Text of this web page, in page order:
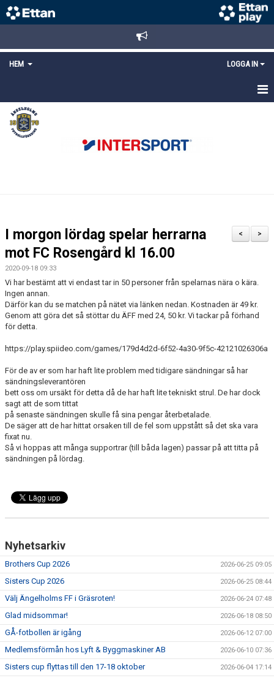
HEM LOGGA IN
STARTSIDA
NYHETER
LÄNKAR
MEDLEMS OCH TRÄNINGSAVGIFTER
>
<
I morgon lördag spelar herrarna
mot FC Rosengård kl 16.00
2020-09-18 09:33
Vi har bestämt att vi endast tar in 50 personer från spelarnas nära o kära.
Ingen annan.
Därför kan du se matchen på nätet via länken nedan. Kostnaden är 49 kr.
Genom att göra det så stöttar du ÄFF med 24, 50 kr. Vi tackar på förhand
för detta.
https://play.spiideo.com/games/179d4d2d-6f52-4a30-9f5c-42121026306a
För de av er som har haft lite problem med tidigare sändningar så har
sändningsleverantören
bett oss om ursäkt för detta då de har haft lite tekniskt strul. De har dock
sagt att de som tittat
på senaste sändningen skulle få sina pengar återbetalade.
De säger att de har hittat orsaken till de fel som uppstått så det ska vara
fixat nu.
Så vi hoppas att många supportrar (till båda lagen) passar på att titta på
sändningen på lördag.
Nyhetsarkiv
Brothers Cup 2026 2026-06-25 09:05
Sisters Cup 2026 2026-06-25 08:44
Välj Ängelholms FF i Gräsroten! 2026-06-24 07:48
Glad midsommar! 2026-06-18 08:50
GÅ-fotbollen är igång 2026-06-12 07:00
Medlemsförmån hos Lyft & Byggmaskiner AB 2026-06-10 07:36
Sisters cup flyttas till den 17-18 oktober 2026-06-04 17:14